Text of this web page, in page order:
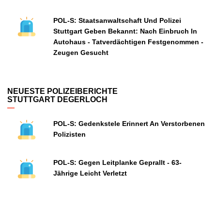
POL-S: Staatsanwaltschaft Und Polizei
Stuttgart Geben Bekannt: Nach Einbruch In
Autohaus - Tatverdächtigen Festgenommen -
Zeugen Gesucht
NEUESTE POLIZEIBERICHTE
STUTTGART DEGERLOCH
POL-S: Gedenkstele Erinnert An Verstorbenen
Polizisten
POL-S: Gegen Leitplanke Geprallt - 63-
Jährige Leicht Verletzt